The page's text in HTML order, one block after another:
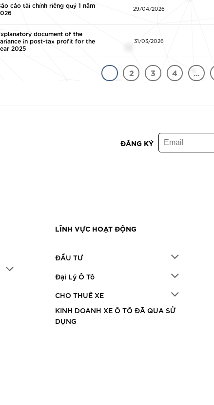
cáo tài chính riêng quý 1 năm
29/04/2026
document of the
in post-tax profit for the
2025
31/03/2026
2 3 4 …
ĐĂNG KÝ
LĨNH VỰC HOẠT ĐỘNG
ĐẦU TƯ
Đại Lý Ô Tô
CHO THUÊ XE
KINH DOANH XE Ô TÔ ĐÃ QUA SỬ
DỤNG